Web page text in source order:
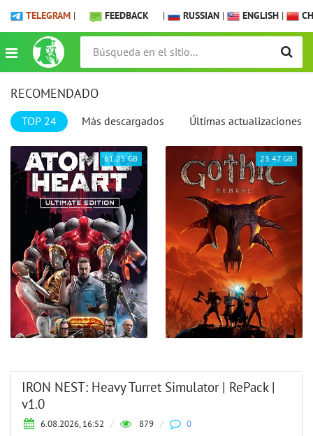
TELEGRAM | FEEDBACK | RUSSIAN | ENGLISH |
RECOMENDADO
TOP 24 Más descargados Últimas actualizaciones
61.25 GB 23.47 GB
IRON NEST: Heavy Turret Simulator | RePack |
v1.0
6.08.2026, 16:52 / 879 / 0